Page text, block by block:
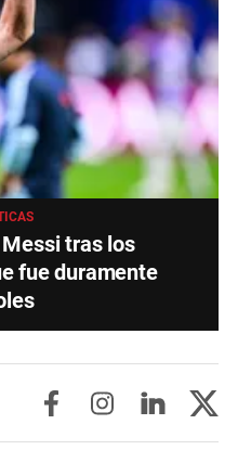
tras los
fue duramente